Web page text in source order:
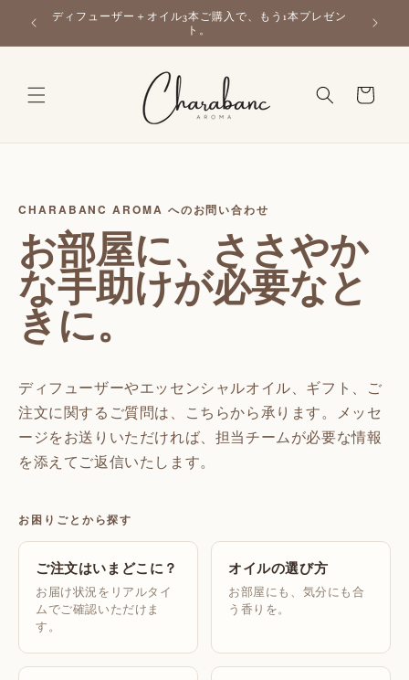
コンテン
ツに進む
お得
ディフューザー＋オイル3本ご購入で、もう1本プレゼン
ト。
ー
CHARABANC AROMA へのお問い合わせ
お部屋に、ささやか
な手助けが必要なと
きに。
ディフューザーやエッセンシャルオイル、ギフト、ご
注文に関するご質問は、こちらから承ります。メッセ
ージをお送りいただければ、担当チームが必要な情報
を添えてご返信いたします。
お困りごとから探す
ご注文はいまどこに？
お届け状況をリアルタイ
ムでご確認いただけま
す。
オイルの選び方
お部屋にも、気分にも合
う香りを。